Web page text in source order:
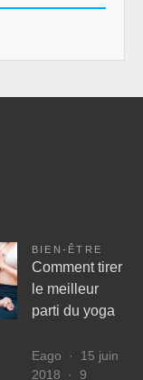
BIEN-ÊTRE
Comment tirer
le meilleur
parti du yoga
Eago
15 juin
2018
9